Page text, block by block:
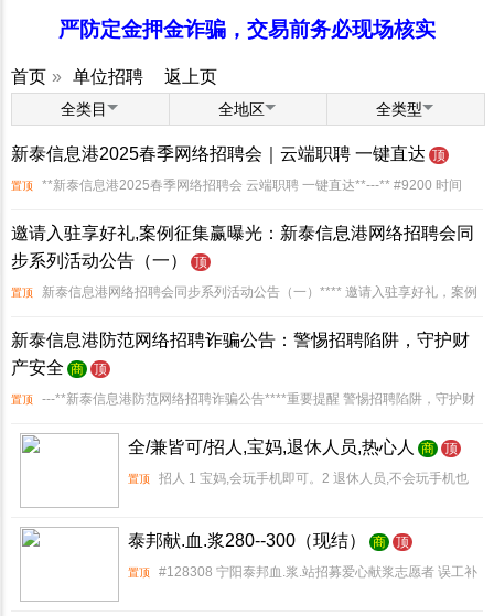
严防定金押金诈骗，交易前务必现场核实
首页 » 单位招聘 返上页
全类目 全地区 全类型
新泰信息港2025春季网络招聘会｜云端职聘 一键直达 顶
置顶 **新泰信息港2025春季网络招聘会 云端职聘 一键直达**---** #9200 时间
邀请入驻享好礼,案例征集赢曝光：新泰信息港网络招聘会同
步系列活动公告（一）
顶
置顶 新泰信息港网络招聘会同步系列活动公告（一）**** 邀请入驻享好礼，案例
力，新泰信息港将于**2023年3月1日
新泰信息港防范网络招聘诈骗公告：警惕招聘陷阱，守护财
产安全 商 顶
置顶 ---**新泰信息港防范网络招聘诈骗公告****重要提醒 警惕招聘陷阱，守护财
产安全！**近期，网络招聘诈骗案件频发，不法分子利用求职者急于就业的心
理，通过虚假招聘信息诱导转账、索要押金
全/兼皆可/招人,宝妈,退休人员,热心人 商 顶
置顶 招人 1 宝妈,会玩手机即可。2 退休人员,不会玩手机也
限,热心肠就可以。兼职,专职都可以,中午管饭,提成30个点+分
红,不
泰邦献.血.浆280--300（现结） 商 顶
置顶 #128308 宁阳泰邦血.浆.站招募爱心献浆志愿者 误工补